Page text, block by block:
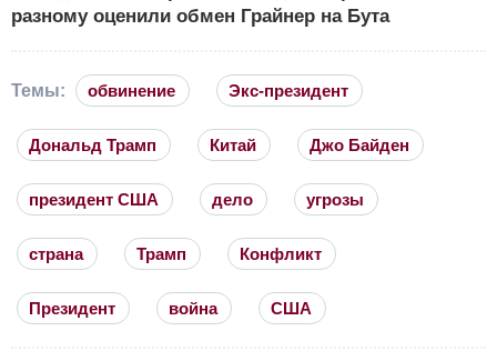
разному оценили обмен Грайнер на Бута
Темы: обвинение Экс-президент
Дональд Трамп Китай Джо Байден
президент США дело угрозы
страна Трамп Конфликт
Президент война США